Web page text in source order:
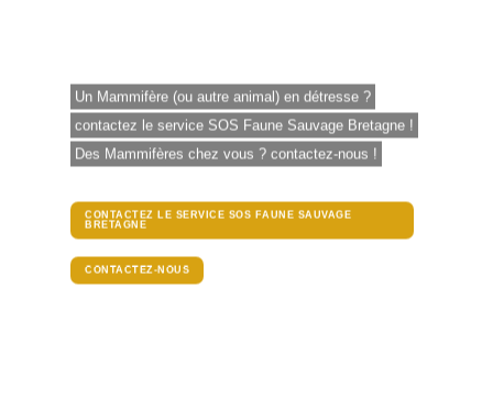
Un Mammifère (ou autre animal) en détresse ?
contactez le service SOS Faune Sauvage Bretagne !
Des Mammifères chez vous ? contactez-nous !
CONTACTEZ LE SERVICE SOS FAUNE SAUVAGE
BRETAGNE
CONTACTEZ-NOUS